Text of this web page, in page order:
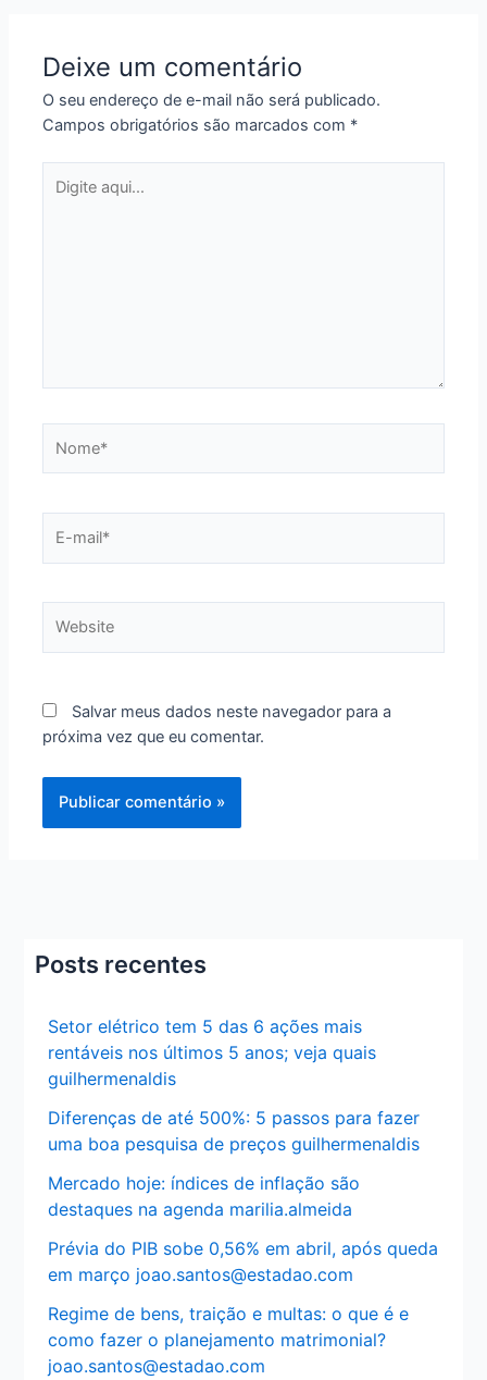
Deixe um comentário
O seu endereço de e-mail não será publicado.
Campos obrigatórios são marcados com *
aqui...
mail*
Salvar meus dados neste navegador para a
próxima vez que eu comentar.
Posts recentes
Setor elétrico tem 5 das 6 ações mais
rentáveis nos últimos 5 anos; veja quais
guilhermenaldis
Diferenças de até 500%: 5 passos para fazer
uma boa pesquisa de preços guilhermenaldis
Mercado hoje: índices de inflação são
destaques na agenda marilia.almeida
Prévia do PIB sobe 0,56% em abril, após queda
em março joao.santos@estadao.com
Regime de bens, traição e multas: o que é e
como fazer o planejamento matrimonial?
joao.santos@estadao.com